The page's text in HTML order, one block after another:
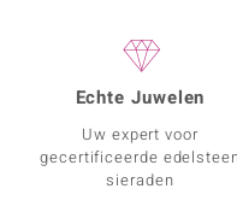
Echte Juwelen
Uw expert voor
gecertificeerde
sieraden